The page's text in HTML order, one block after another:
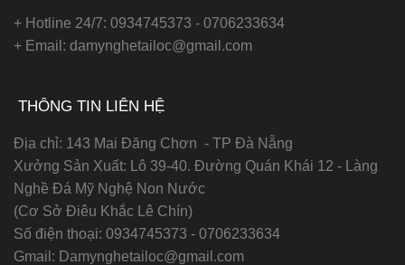
+ Hotline 24/7: 0934745373 - 0706233634
+ Email: damynghetailoc@gmail.com
THÔNG TIN LIÊN HỆ
Địa chỉ: 143 Mai Đăng Chơn - TP Đà Nẵng
Xưởng Sản Xuất: Lô 39-40. Đường Quán Khái 12 - Làng
Nghề Đá Mỹ Nghệ Non Nước
(Cơ Sở Điêu Khắc Lê Chín)
Số điện thoại: 0934745373 - 0706233634
Gmail: Damynghetailoc@gmail.com